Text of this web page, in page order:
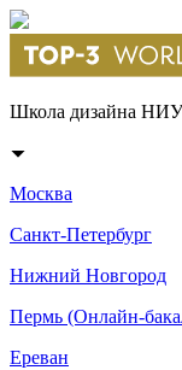
Школа дизайна
Москва
Санкт-Петербург
Нижний Новгород
Пермь (Онлайн-
Ереван